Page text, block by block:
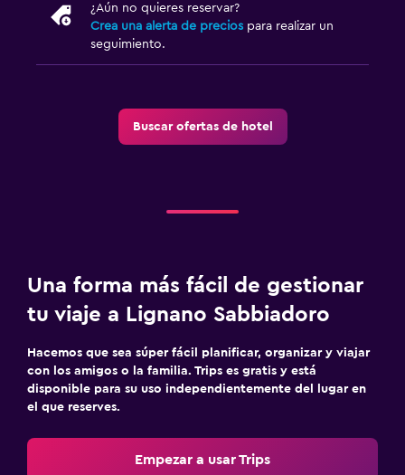
¿Aún no quieres reservar?
Crea una alerta de precios para realizar un
seguimiento.
Buscar ofertas de hotel
Una forma más fácil de gestionar
tu viaje a Lignano Sabbiadoro
Hacemos que sea súper fácil planificar, organizar y viajar
con los amigos o la familia. Trips es gratis y está
disponible para su uso independientemente del lugar en
el que reserves.
Empezar a usar Trips